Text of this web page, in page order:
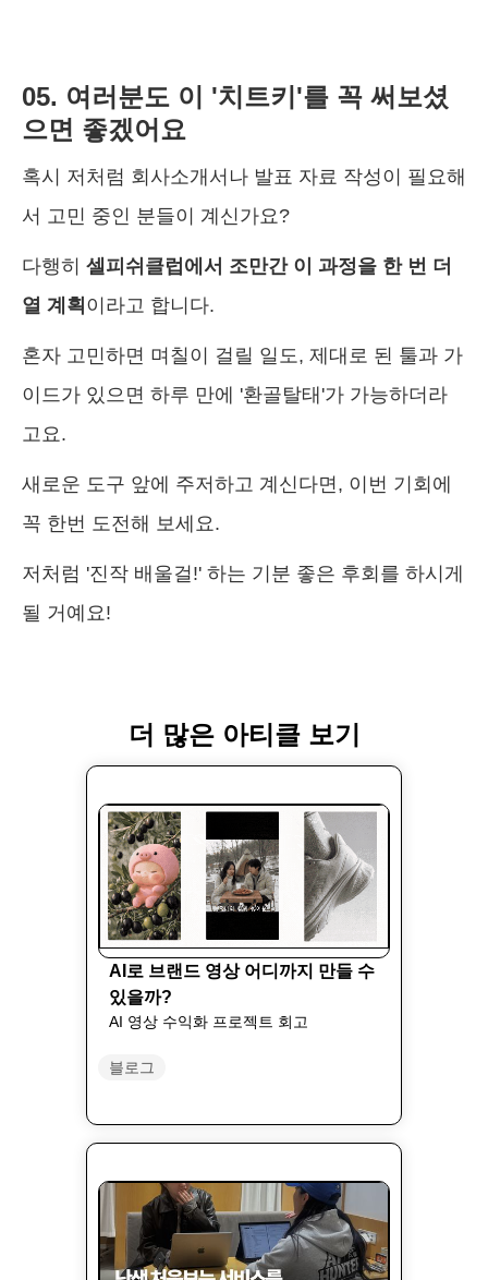
05. 여러분도 이 '치트키'를 꼭 써보셨
으면 좋겠어요
혹시 저처럼 회사소개서나 발표 자료 작성이 필요해
서 고민 중인 분들이 계신가요?
다행히 셀피쉬클럽에서 조만간 이 과정을 한 번 더
열 계획 이라고 합니다.
혼자 고민하면 며칠이 걸릴 일도, 제대로 된 툴과 가
이드가 있으면 하루 만에 '환골탈태'가 가능하더라
고요.
새로운 도구 앞에 주저하고 계신다면, 이번 기회에
꼭 한번 도전해 보세요.
저처럼 '진작 배울걸!' 하는 기분 좋은 후회를 하시게
될 거예요!
더 많은 아티클 보기
AI로 브랜드 영상 어디까지 만들 수
있을까?
AI 영상 수익화 프로젝트 회고
블로그